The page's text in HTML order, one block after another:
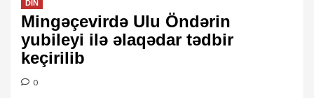
DİN
Mingəçevirdə Ulu Öndərin
yubileyi ilə əlaqədar tədbir
keçirilib
0